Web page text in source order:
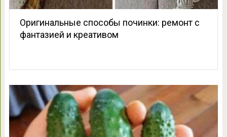
Оригинальные способы починки: ремонт с
фантазией и креативом